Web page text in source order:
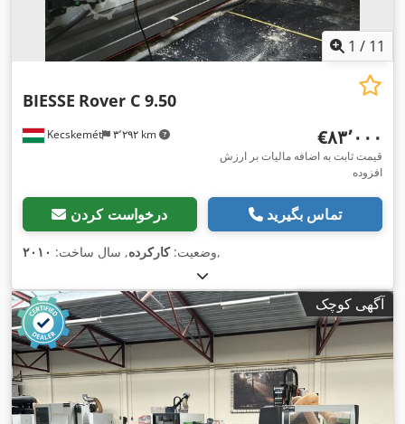
1 / 11
Kecskemét ۳٬۲۹۲ km
BIESSE Rover C 9.50
‎€۸۳٬۰۰۰
قیمت ثابت به اضافه مالیات بر ارزش
افزوده
درخواست کردن تماس بگیرید
وضعیت:کارکرده, سال ساخت: ۲۰۱۰ ,
آگهی کوچک